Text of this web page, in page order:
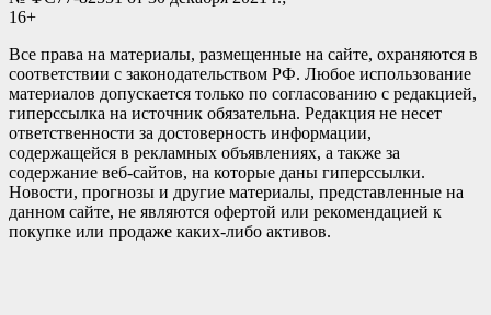
16+
Все права на материалы, размещенные на сайте, охраняются в
соответствии с законодательством РФ. Любое использование
материалов допускается только по согласованию с редакцией,
гиперссылка на источник обязательна. Редакция не несет
ответственности за достоверность информации,
содержащейся в рекламных объявлениях, а также за
содержание веб-сайтов, на которые даны гиперссылки.
Новости, прогнозы и другие материалы, представленные на
данном сайте, не являются офертой или рекомендацией к
покупке или продаже каких-либо активов.